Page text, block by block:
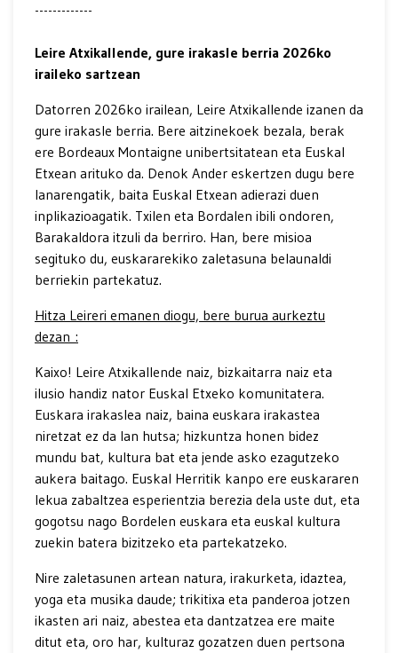
-------------
Leire Atxikallende, gure irakasle berria 2026ko
iraileko sartzean
Datorren 2026ko irailean, Leire Atxikallende izanen da
gure irakasle berria. Bere aitzinekoek bezala, berak
ere Bordeaux Montaigne unibertsitatean eta Euskal
Etxean arituko da. Denok Ander eskertzen dugu bere
lanarengatik, baita Euskal Etxean adierazi duen
inplikazioagatik. Txilen eta Bordalen ibili ondoren,
Barakaldora itzuli da berriro. Han, bere misioa
segituko du, euskararekiko zaletasuna belaunaldi
berriekin partekatuz.
Hitza Leireri emanen diogu, bere burua aurkeztu
dezan :
Kaixo! Leire Atxikallende naiz, bizkaitarra naiz eta
ilusio handiz nator Euskal Etxeko komunitatera.
Euskara irakaslea naiz, baina euskara irakastea
niretzat ez da lan hutsa; hizkuntza honen bidez
mundu bat, kultura bat eta jende asko ezagutzeko
aukera baitago. Euskal Herritik kanpo ere euskararen
lekua zabaltzea esperientzia berezia dela uste dut, eta
gogotsu nago Bordelen euskara eta euskal kultura
zuekin batera bizitzeko eta partekatzeko.
Nire zaletasunen artean natura, irakurketa, idaztea,
yoga eta musika daude; trikitixa eta panderoa jotzen
ikasten ari naiz, abestea eta dantzatzea ere maite
ditut eta, oro har, kulturaz gozatzen duen pertsona